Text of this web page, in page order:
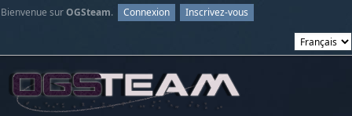
Bienvenue surOGSteam. Connexion Inscrivez-vous